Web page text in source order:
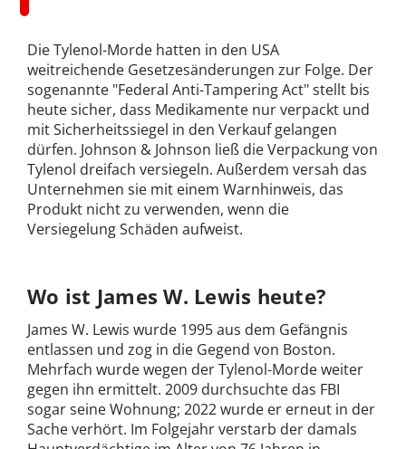
Die Tylenol-Morde hatten in den USA
weitreichende Gesetzesänderungen zur Folge. Der
sogenannte "Federal Anti-Tampering Act" stellt bis
heute sicher, dass Medikamente nur verpackt und
mit Sicherheitssiegel in den Verkauf gelangen
dürfen. Johnson & Johnson ließ die Verpackung von
Tylenol dreifach versiegeln. Außerdem versah das
Unternehmen sie mit einem Warnhinweis, das
Produkt nicht zu verwenden, wenn die
Versiegelung Schäden aufweist.
Wo ist James W. Lewis heute?
James W. Lewis wurde 1995 aus dem Gefängnis
entlassen und zog in die Gegend von Boston.
Mehrfach wurde wegen der Tylenol-Morde weiter
gegen ihn ermittelt. 2009 durchsuchte das FBI
sogar seine Wohnung; 2022 wurde er erneut in der
Sache verhört. Im Folgejahr verstarb der damals